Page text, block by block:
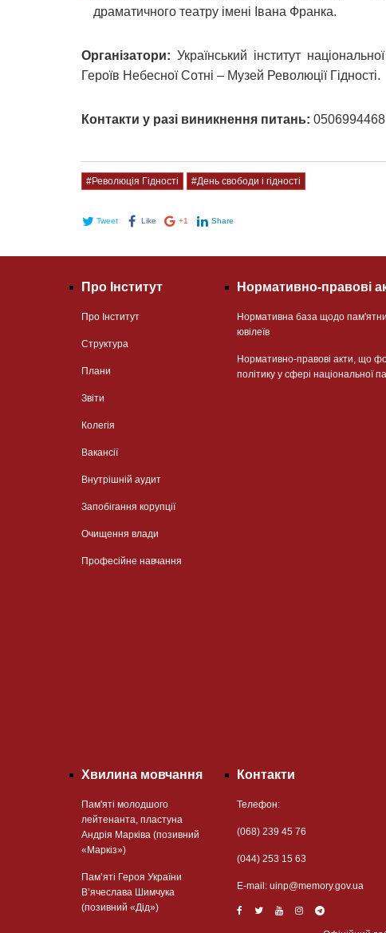
драматичного театру імені Івана Франка.
Організатори: Український інститут
Героїв Небесної Сотні – Музей Революції Гідності.
Контакти у разі виникнення питань: 0506994468
#Революція Гідності #День свободи і гідності
Tweet Like +1 Share
Про Інститут
Про Інститут
Структура
Плани
Звіти
Колегія
Вакансії
Внутрішній аудит
Запобігання корупції
Очищення влади
Професійне навчання
Нормативно-правові
Нормативна база щодо
ювілеїв
Нормативно-правові акти, що
політику у сфері національної
Хвилина мовчання
Пам'яті молодшого
лейтенанта, пластуна
Андрія Марківа (позивний
«Маркіз»)
Пам’яті Героя України
В’ячеслава Шимчука
(позивний «Дід»)
Контакти
Телефон:
(068) 239 45 76
(044) 253 15 63
Е-mail: uinp@memory.gov.ua